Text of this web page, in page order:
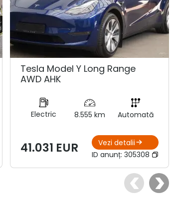
Tesla Model Y Long Range
AWD AHK
Electric 8.555 km Automată
41.031 EUR
Vezi detalii
ID anunț: 305308